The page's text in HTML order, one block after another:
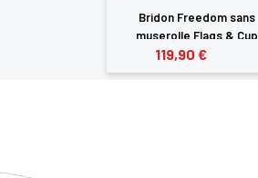
Bridon Freedom sans
muserolle Flags & Cup
119,90 €